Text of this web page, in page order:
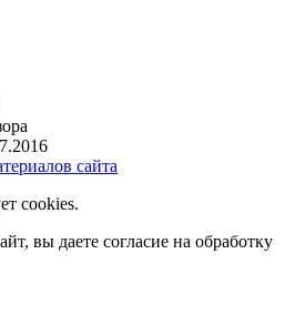
сайта
cookies.
вы даете согласие на обработку